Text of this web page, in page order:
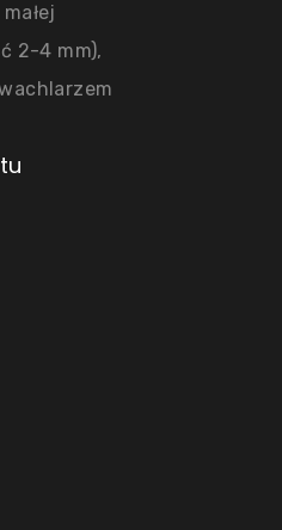
2-4 mm),